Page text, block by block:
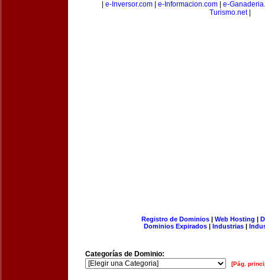
e-Inversor.com| e-Informacion.com| e-
Turismo.net|
Registro de Dominios| Web Hosting |
Dominios Expirados | Industrias |
Categorías de Dominio:
[Pág.